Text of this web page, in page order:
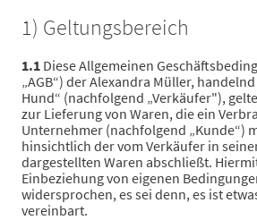
1) Geltungsbereich
1.1 Diese Allgemeinen
„AGB“) der Alexandra Müller,
Hund“ (nachfolgend „Verkäufer"),
zur Lieferung von Waren, die ein
Unternehmer (nachfolgend „Kunde“)
hinsichtlich der vom Verkäufer in
dargestellten Waren abschließt.
Einbeziehung von eigenen
widersprochen, es sei denn, es ist
vereinbart.